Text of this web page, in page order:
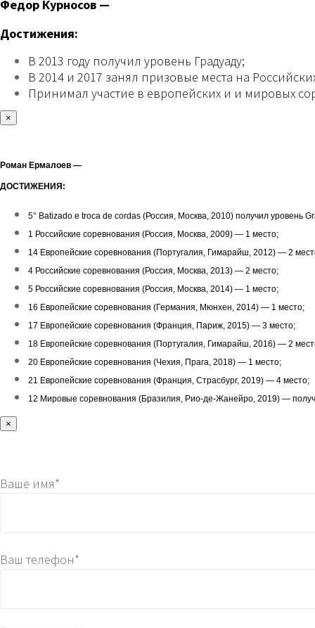
Федор Курносов —
Достижения:
В 2013 году получил уровень Градуаду;
В 2014 и 2017 занял призовые места на
Принимал участие в европейских и и мировых
×
Роман Ермалоев —
ДОСТИЖЕНИЯ:
5° Batizado e troca de cordas (Россия, Москва, 2010) получил уровень
1 Российские соревнования (Россия, Москва, 2009) — 1 место;
14 Европейские соревнования (Португалия, Гимарайш, 2012) — 2
4 Российские соревнования (Россия, Москва, 2013) — 2 место;
5 Российские соревнования (Россия, Москва, 2014) — 1 место;
16 Европейские соревнования (Германия, Мюнхен, 2014) — 1 место;
17 Европейские соревнования (Франция, Париж, 2015) — 3 место;
18 Европейские соревнования (Португалия, Гимарайш, 2016) — 2
20 Европейские соревнования (Чехия, Прага, 2018) — 1 место;
21 Европейские соревнования (Франция, Страсбург, 2019) — 4 место;
12 Мировые соревнования (Бразилия, Рио-де-Жанейро, 2019) —
×
Ваше имя*
Ваш телефон*